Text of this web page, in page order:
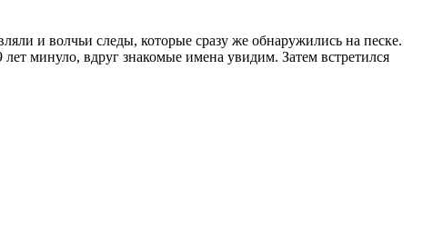
и волчьи следы, которые сразу же обнаружились на песке.
минуло, вдруг знакомые имена увидим. Затем встретился